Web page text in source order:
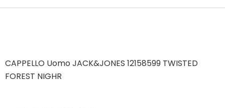
BRAND
CAPPELLO Uomo JACK&JONES 12158599 TWISTED
FOREST NIGHR